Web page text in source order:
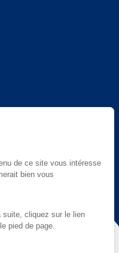
de ce site vous intéresse
bien vous
suite, cliquez sur le lien
pied de page.